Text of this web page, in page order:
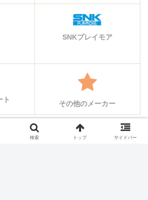
SNKプレイモア
ト その他のメーカー
検索 トップ サイドバー